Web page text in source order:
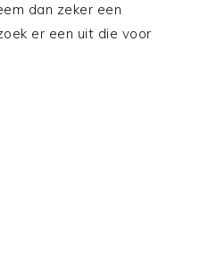
dan zeker een
er een uit die voor